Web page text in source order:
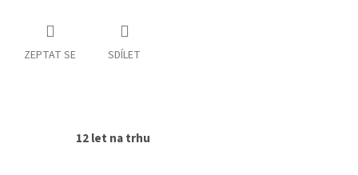
ZEPTAT SE SDÍLET
12 let na trhu